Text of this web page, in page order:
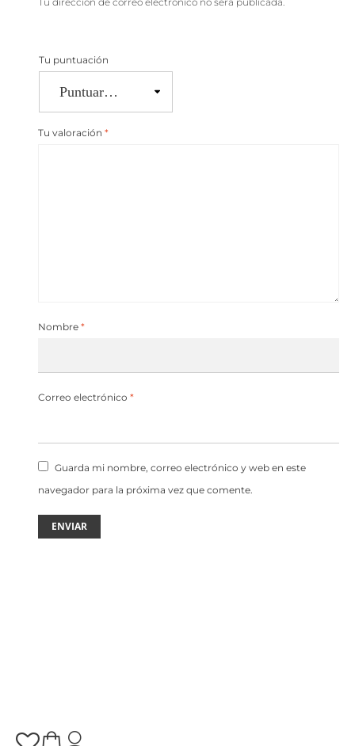
Tu puntuación
Tu valoración *
Nombre *
Correo electrónico *
Guarda mi nombre, correo electrónico y web en este
navegador para la próxima vez que comente.